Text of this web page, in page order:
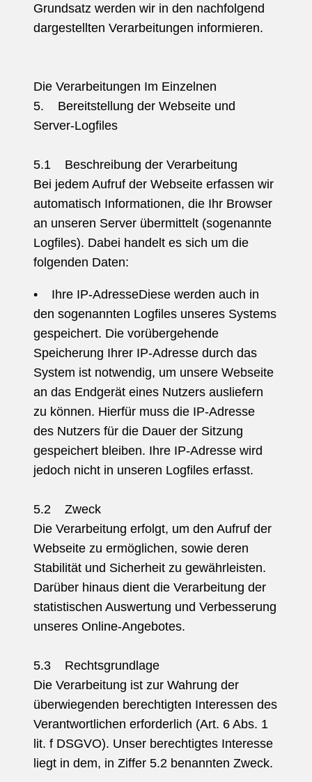
Grundsatz werden wir in den nachfolgend
dargestellten Verarbeitungen informieren.
Die Verarbeitungen Im Einzelnen
5. Bereitstellung der Webseite und
Server-Logfiles
5.1 Beschreibung der Verarbeitung
Bei jedem Aufruf der Webseite erfassen wir
automatisch Informationen, die Ihr Browser
an unseren Server übermittelt (sogenannte
Logfiles). Dabei handelt es sich um die
folgenden Daten:
• Ihre IP-AdresseDiese werden auch in
den sogenannten Logfiles unseres Systems
gespeichert. Die vorübergehende
Speicherung Ihrer IP-Adresse durch das
System ist notwendig, um unsere Webseite
an das Endgerät eines Nutzers ausliefern
zu können. Hierfür muss die IP-Adresse
des Nutzers für die Dauer der Sitzung
gespeichert bleiben. Ihre IP-Adresse wird
jedoch nicht in unseren Logfiles erfasst.
5.2 Zweck
Die Verarbeitung erfolgt, um den Aufruf der
Webseite zu ermöglichen, sowie deren
Stabilität und Sicherheit zu gewährleisten.
Darüber hinaus dient die Verarbeitung der
statistischen Auswertung und Verbesserung
unseres Online-Angebotes.
5.3 Rechtsgrundlage
Die Verarbeitung ist zur Wahrung der
überwiegenden berechtigten Interessen des
Verantwortlichen erforderlich (Art. 6 Abs. 1
lit. f DSGVO). Unser berechtigtes Interesse
liegt in dem, in Ziffer 5.2 benannten Zweck.